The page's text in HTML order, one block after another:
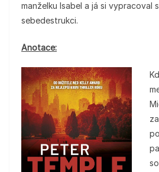
manželku Isabel a já si vypracoval
sebedestrukci.
Anotace: